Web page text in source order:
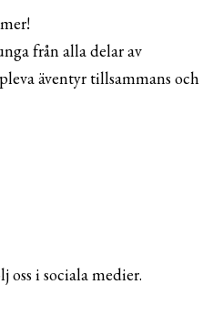
från alla delar av
äventyr tillsammans och
oss i sociala medier.